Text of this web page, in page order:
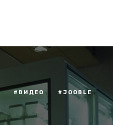
#ВИДЕО #JOOBLE